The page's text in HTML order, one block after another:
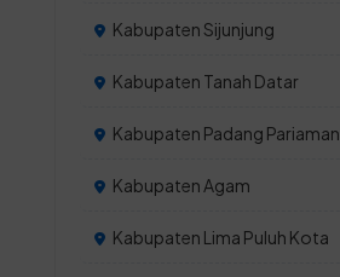
Kabupaten Sijunjung
Kabupaten Tanah Datar
Kabupaten Padang Pariaman
Kabupaten Agam
Kabupaten Lima Puluh Kota